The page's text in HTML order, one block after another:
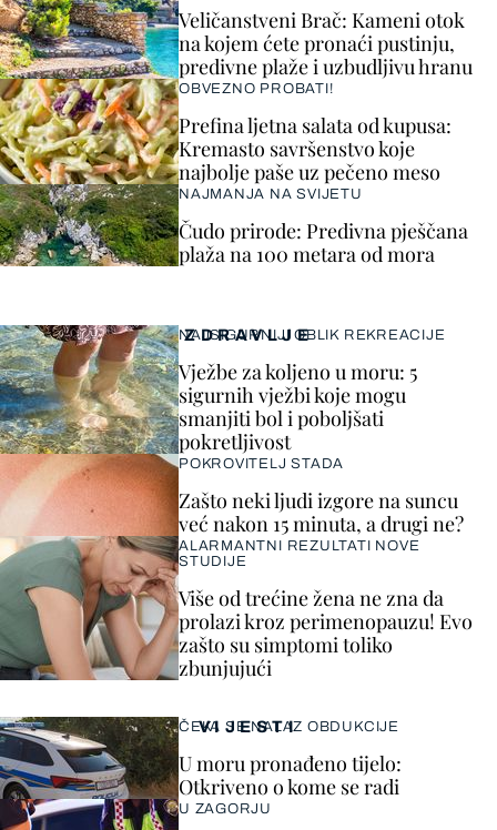
VIJESTI
ČEKA SE NALAZ OBDUKCIJE
U moru pronađeno tijelo:
Otkriveno o kome se radi
U ZAGORJU
ZDRAVLJE
NAJSIGURNIJI OBLIK REKREACIJE
Vježbe za koljeno u moru: 5
sigurnih vježbi koje mogu
smanjiti bol i poboljšati
pokretljivost
POKROVITELJ STADA
Zašto neki ljudi izgore na suncu
već nakon 15 minuta, a drugi ne?
ALARMANTNI REZULTATI NOVE
STUDIJE
Više od trećine žena ne zna da
prolazi kroz perimenopauzu! Evo
zašto su simptomi toliko
zbunjujući
Veličanstveni Brač: Kameni otok
na kojem ćete pronaći pustinju,
predivne plaže i uzbudljivu hranu
OBVEZNO PROBATI!
Prefina ljetna salata od kupusa:
Kremasto savršenstvo koje
najbolje paše uz pečeno meso
NAJMANJA NA SVIJETU
Čudo prirode: Predivna pješčana
plaža na 100 metara od mora